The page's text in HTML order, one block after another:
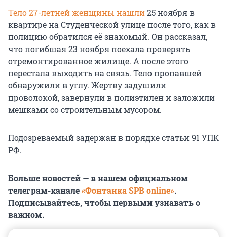
Тело 27-летней женщины нашли25 ноября в
квартире на Студенческой улице после того, как в
полицию обратился её знакомый. Он рассказал,
что погибшая 23 ноября поехала проверять
отремонтированное жилище. А после этого
перестала выходить на связь. Тело пропавшей
обнаружили в углу. Жертву задушили
проволокой, завернули в полиэтилен и заложили
мешками со строительным мусором.
Подозреваемый задержан в порядке статьи 91 УПК
РФ.
Больше новостей — в нашем официальном
телеграм-канале«Фонтанка SPB online».
Подписывайтесь, чтобы первыми узнавать о
важном.